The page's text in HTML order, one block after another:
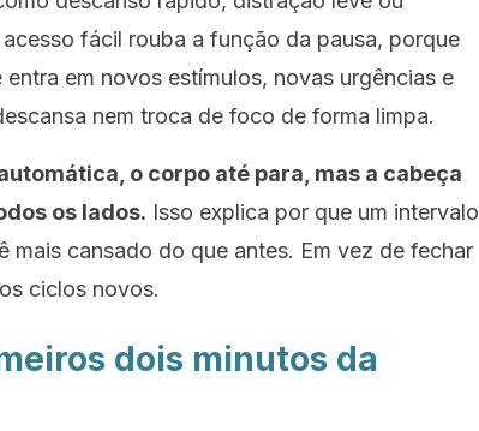
fácil rouba a função da pausa, porque
em novos estímulos, novas urgências e
nem troca de foco de forma limpa.
o corpo até para, mas a cabeça
os lados. Isso explica por que um intervalo
mais cansado do que antes. Em vez de fechar
ciclos novos.
dois minutos da